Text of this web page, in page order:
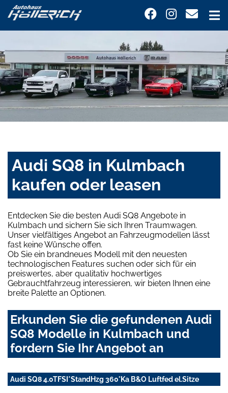
Audi SQ8 in Kulmbach
kaufen oder leasen
Entdecken Sie die besten Audi SQ8 Angebote in
Kulmbach und sichern Sie sich Ihren Traumwagen.
Unser vielfältiges Angebot an Fahrzeugmodellen lässt
fast keine Wünsche offen.
Ob Sie ein brandneues Modell mit den neuesten
technologischen Features suchen oder sich für ein
preiswertes, aber qualitativ hochwertiges
Gebrauchtfahrzeug interessieren, wir bieten Ihnen eine
breite Palette an Optionen.
Erkunden Sie die gefundenen Audi
SQ8 Modelle in Kulmbach und
fordern Sie Ihr Angebot an
Audi SQ8 4.0TFSI*StandHzg 360°Ka B&O Luftfed el.Sitze